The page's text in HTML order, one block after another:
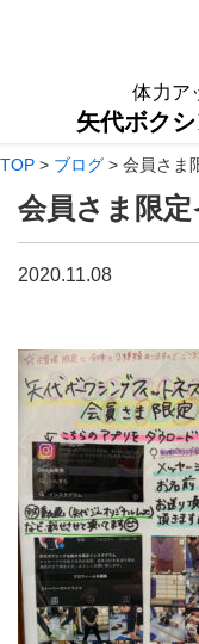
体力ア
矢代ボク
TOP > ブログ > 会員さま
会員さま限
2020.11.08